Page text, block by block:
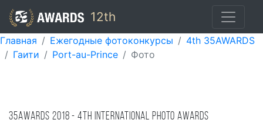
12th
Главная Ежегодные фотоконкурсы
4th 35AWARDS
Гаити
Port-au-Prince Фото
35AWARDS 2018 - 4TH international photo awards